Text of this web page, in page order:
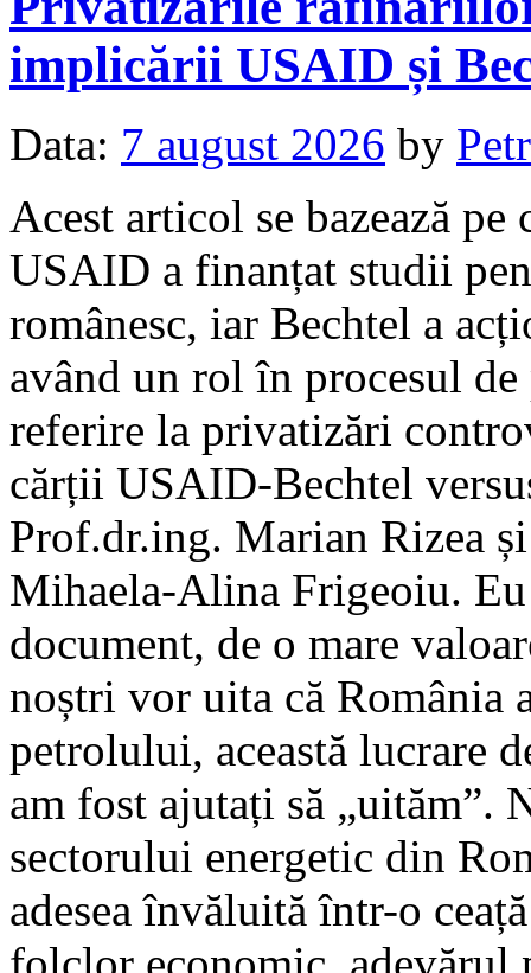
implicării USAID și
Data: 7 august 2026 by
Acest articol se bazează
USAID a finanțat studii
românesc, iar Bechtel a
având un rol în procesul de
referire la privatizări
cărții USAID-Bechtel
Prof.dr.ing. Marian Rizea
Mihaela-Alina Frigeoiu. Eu
document, de o mare
noștri vor uita că România
petrolului, această lucrare
am fost ajutați să
sectorului energetic din
adesea învăluită într-o